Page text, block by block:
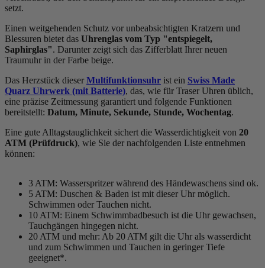
setzt.
Einen weitgehenden Schutz vor unbeabsichtigten Kratzern und
Blessuren bietet das Uhrenglas vom Typ "entspiegelt,
Saphirglas". Darunter zeigt sich das Zifferblatt Ihrer neuen
Traumuhr in der Farbe beige.
Das Herzstück dieser Multifunktionsuhr ist ein Swiss Made
Quarz Uhrwerk (mit Batterie), das, wie für Traser Uhren üblich,
eine präzise Zeitmessung garantiert und folgende Funktionen
bereitstellt: Datum, Minute, Sekunde, Stunde, Wochentag.
Eine gute Alltagstauglichkeit sichert die Wasserdichtigkeit von 20
ATM (Prüfdruck), wie Sie der nachfolgenden Liste entnehmen
können:
3 ATM: Wasserspritzer während des Händewaschens sind ok.
5 ATM: Duschen & Baden ist mit dieser Uhr möglich.
Schwimmen oder Tauchen nicht.
10 ATM: Einem Schwimmbadbesuch ist die Uhr gewachsen,
Tauchgängen hingegen nicht.
20 ATM und mehr: Ab 20 ATM gilt die Uhr als wasserdicht
und zum Schwimmen und Tauchen in geringer Tiefe
geeignet*.